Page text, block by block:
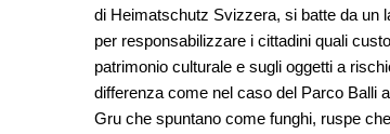
di Heimatschutz Svizzera, si batte da un
per responsabilizzare i cittadini quali
patrimonio culturale e sugli oggetti a
differenza come nel caso del Parco Balli
Gru che spuntano come funghi, ruspe